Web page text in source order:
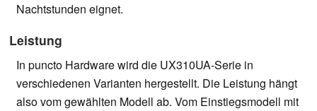
Nachtstunden eignet.
Leistung
In puncto Hardware wird die UX310UA-Serie in
verschiedenen Varianten hergestellt. Die Leistung hängt
also vom gewählten Modell ab. Vom Einstiegsmodell mit